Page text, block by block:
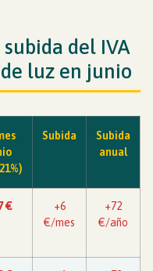
del IVA
luz en junio
Subida
Subida
anual
€
+6
€/mes
+72
€/año